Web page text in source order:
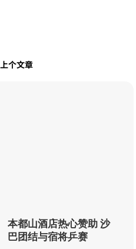
上个文章
本都山酒店热心赞助 沙
巴团结与宿将乒赛